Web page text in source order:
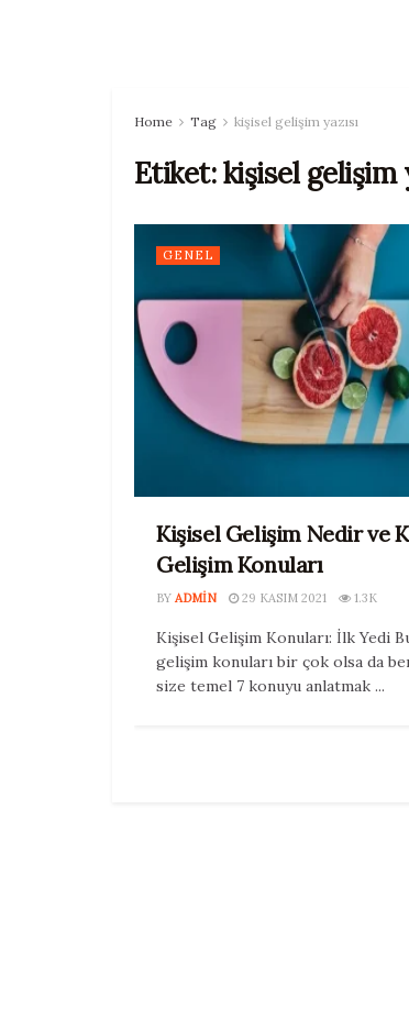
Home Tag kişisel gelişim yazısı
Etiket:kişisel gelişim
GENEL
Kişisel Gelişim Nedir ve
Gelişim Konuları
BY ADMIN 29 KASIM 2021 1.3K
Kişisel Gelişim Konuları: İlk Yedi
gelişim konuları bir çok olsa da
size temel 7 konuyu anlatmak ...